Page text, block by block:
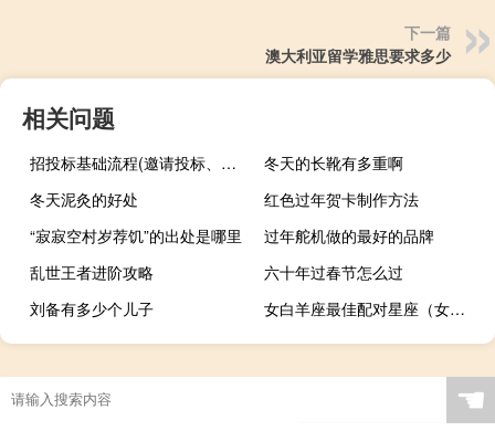
下一篇
澳大利亚留学雅思要求多少
相关问题
招投标基础流程(邀请投标、文件评审、合同签订、验收和支付)
冬天的长靴有多重啊
冬天泥灸的好处
红色过年贺卡制作方法
“寂寂空村岁荐饥”的出处是哪里
过年舵机做的最好的品牌
乱世王者进阶攻略
六十年过春节怎么过
刘备有多少个儿子
女白羊座最佳配对星座（女白羊座和什么座最配）
“人多拜德公”的出处是哪里
☚